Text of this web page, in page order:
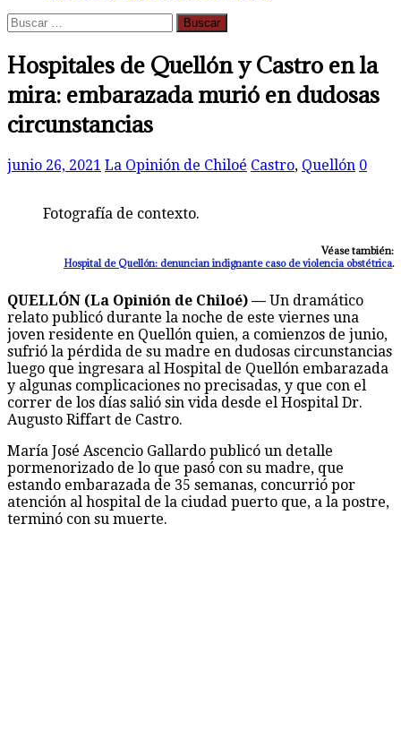
Buscar:
Hospitales de Quellón y Castro en la
mira: embarazada murió en dudosas
circunstancias
junio 26, 2021 La Opinión de Chiloé Castro, Quellón 0
Fotografía de contexto.
Véase también:
Hospital de Quellón: denuncian indignante caso de violencia obstétrica.
QUELLÓN (La Opinión de Chiloé) — Un dramático
relato publicó durante la noche de este viernes una
joven residente en Quellón quien, a comienzos de junio,
sufrió la pérdida de su madre en dudosas circunstancias
luego que ingresara al Hospital de Quellón embarazada
y algunas complicaciones no precisadas, y que con el
correr de los días salió sin vida desde el Hospital Dr.
Augusto Riffart de Castro.
María José Ascencio Gallardo publicó un detalle
pormenorizado de lo que pasó con su madre, que
estando embarazada de 35 semanas, concurrió por
atención al hospital de la ciudad puerto que, a la postre,
terminó con su muerte.